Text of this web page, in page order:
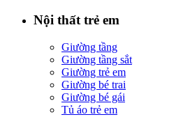
Nội thất trẻ em
Giường tầng
Giường tầng sắt
Giường trẻ em
Giường bé trai
Giường bé gái
Tủ áo trẻ em